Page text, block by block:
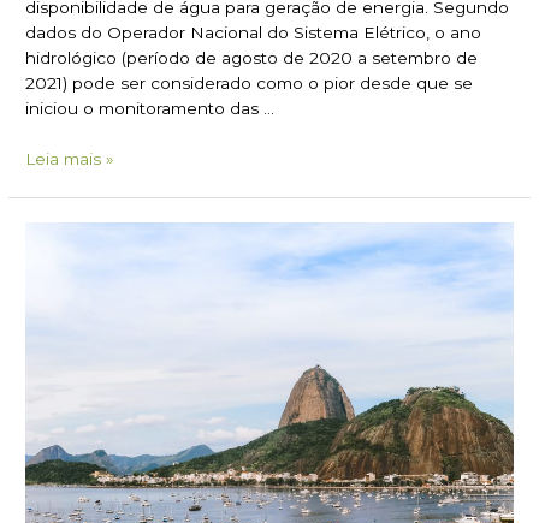
disponibilidade de água para geração de energia. Segundo
dados do Operador Nacional do Sistema Elétrico, o ano
hidrológico (período de agosto de 2020 a setembro de
2021) pode ser considerado como o pior desde que se
iniciou o monitoramento das …
Leia mais »
Saiba
quais
as
principais